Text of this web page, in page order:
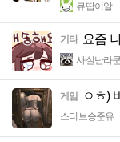
큐땁이알
기타 요즘
사실난라쿤
게임 ㅇㅎ)
스티브승준유